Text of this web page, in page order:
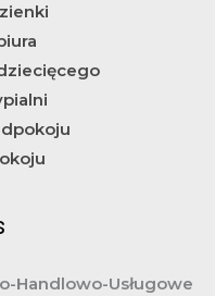
Handlowo-Usługowe